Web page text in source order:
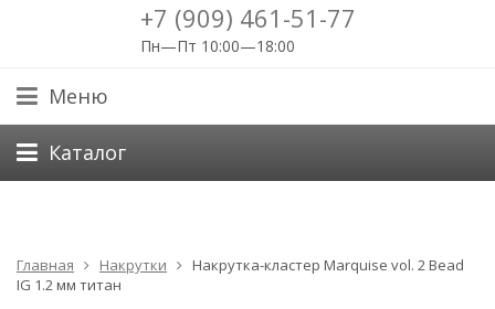
+7 (909) 461-51-77
Пн—Пт 10:00—18:00
Меню
Каталог
Главная Накрутки
Накрутка-кластер Marquise vol. 2 Bead
IG 1.2 мм титан